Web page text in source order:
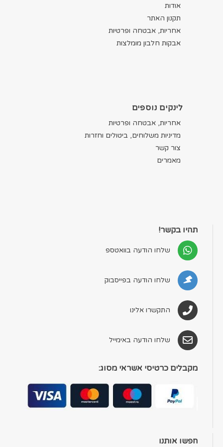
אודות
תקנון האתר
אחריות, אבטחה ופרטיות
אבקות חלבון מומלצות
לינקים נוספים
אחריות, אבטחה ופרטיות
מדיניות משלוחים, ביטולים וחזרות
צור קשר
מאמרים
תהיו בקשר!
שלחו הודעה בוואטספ
שלחו הודעה בפייסבוק
התקשרו אלינו
שלחו הודעה באימייל
מקבלים כרטיסי אשראי מסוג:
חפשו אותנו